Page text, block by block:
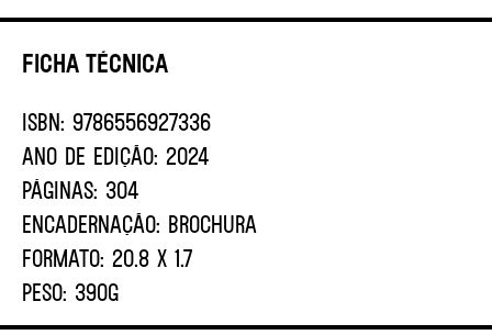
Ficha Técnica
ISBN: 9786556927336
ANO DE EDIÇÃO: 2024
PÁGINAS: 304
ENCADERNAÇÃO: BROCHURA
FORMATO: 20.8 X 1.7
PESO: 390G